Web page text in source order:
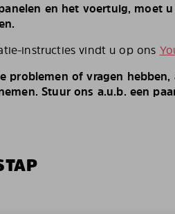
en het voertuig, moet
instructies vindt u op ons
problemen of vragen hebben,
Stuur ons a.u.b. een